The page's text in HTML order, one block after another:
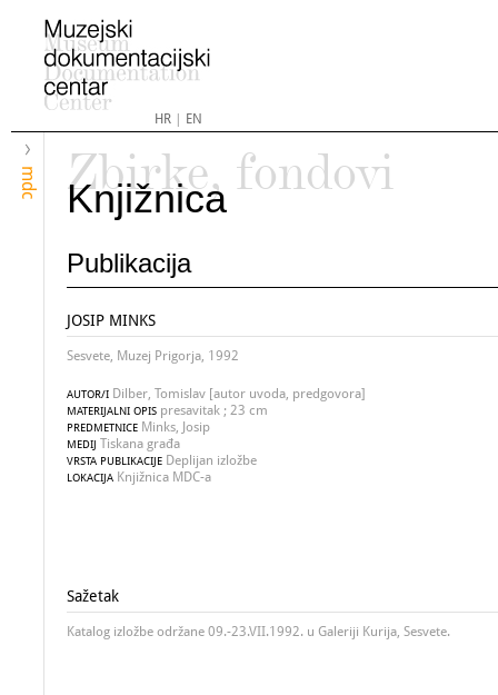
HR| EN
mdc
Zbirke, fondovi
Knjižnica
Publikacija
JOSIP MINKS
Sesvete, Muzej Prigorja, 1992
AUTOR/I Dilber, Tomislav [autor uvoda, predgovora]
MATERIJALNI OPIS presavitak ; 23 cm
PREDMETNICE Minks, Josip
MEDIJ Tiskana građa
VRSTA PUBLIKACIJE Deplijan izložbe
LOKACIJA Knjižnica MDC-a
Sažetak
Katalog izložbe održane 09.-23.VII.1992. u Galeriji Kurija, Sesvete.